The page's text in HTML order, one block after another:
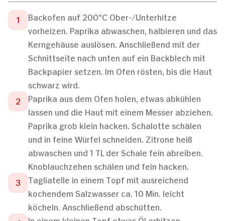
Backofen auf 200°C Ober-/Unterhitze
vorheizen. Paprika abwaschen, halbieren und das
Kerngehäuse auslösen. Anschließend mit der
Schnittseite nach unten auf ein Backblech mit
Backpapier setzen. Im Ofen rösten, bis die Haut
schwarz wird.
Paprika aus dem Ofen holen, etwas abkühlen
lassen und die Haut mit einem Messer abziehen.
Paprika grob klein hacken. Schalotte schälen
und in feine Würfel schneiden. Zitrone heiß
abwaschen und 1 TL der Schale fein abreiben.
Knoblauchzehen schälen und fein hacken.
Tagliatelle in einem Topf mit ausreichend
kochendem Salzwasser ca. 10 Min. leicht
köcheln. Anschließend abschütten.